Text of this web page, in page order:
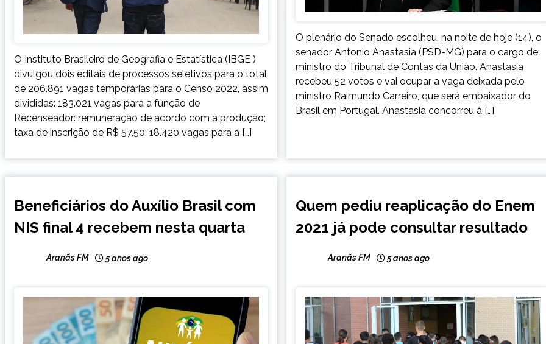
O Instituto Brasileiro de Geografia e Estatística (IBGE )
divulgou dois editais de processos seletivos para o total
de 206.891 vagas temporárias para o Censo 2022, assim
divididas: 183.021 vagas para a função de
Recenseador: remuneração de acordo com a produção;
taxa de inscrição de R$ 57,50; 18.420 vagas para a […]
O plenário do Senado escolheu, na noite de hoje (14), o
senador Antonio Anastasia (PSD-MG) para o cargo de
ministro do Tribunal de Contas da União. Anastasia
recebeu 52 votos e vai ocupar a vaga deixada pelo
ministro Raimundo Carreiro, que será embaixador do
Brasil em Portugal. Anastasia concorreu à […]
NOTÍCIAS
Beneficiários do Auxílio Brasil com
NIS final 4 recebem nesta quarta
Aranãs FM 5 anos ago
NOTÍCIAS
Quem pediu reaplicação do Enem
2021 já pode consultar resultado
Aranãs FM 5 anos ago